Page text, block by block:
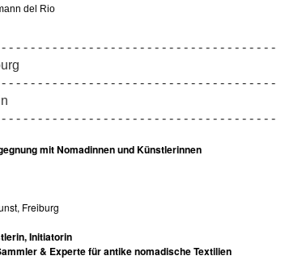
del Rio
- - - - - - - - - - - - - - - - - - - - - - - - - - - - - - - - - - - - -
- - - - - - - - - - - - - - - - - - - - - - - - - - - - - - - - - - - - -
- - - - - - - - - - - - - - - - - - - - - - - - - - - - - - - - - - - - -
mit Nomadinnen und Künstlerinnen
Freiburg
Initiatorin
& Experte für antike nomadische Textilien